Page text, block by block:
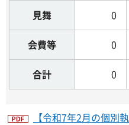
見舞 0
会費等 0
合計 0
【令和7年2月の個別